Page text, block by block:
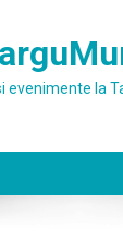
evenimente la